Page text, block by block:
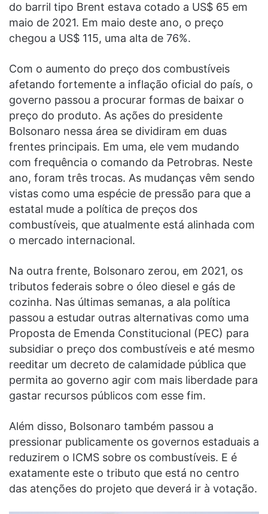
do barril tipo Brent estava cotado a US$ 65 em
maio de 2021. Em maio deste ano, o preço
chegou a US$ 115, uma alta de 76%.
Com o aumento do preço dos combustíveis
afetando fortemente a inflação oficial do país, o
governo passou a procurar formas de baixar o
preço do produto. As ações do presidente
Bolsonaro nessa área se dividiram em duas
frentes principais. Em uma, ele vem mudando
com frequência o comando da Petrobras. Neste
ano, foram três trocas. As mudanças vêm sendo
vistas como uma espécie de pressão para que a
estatal mude a política de preços dos
combustíveis, que atualmente está alinhada com
o mercado internacional.
Na outra frente, Bolsonaro zerou, em 2021, os
tributos federais sobre o óleo diesel e gás de
cozinha. Nas últimas semanas, a ala política
passou a estudar outras alternativas como uma
Proposta de Emenda Constitucional (PEC) para
subsidiar o preço dos combustíveis e até mesmo
reeditar um decreto de calamidade pública que
permita ao governo agir com mais liberdade para
gastar recursos públicos com esse fim.
Além disso, Bolsonaro também passou a
pressionar publicamente os governos estaduais a
reduzirem o ICMS sobre os combustíveis. E é
exatamente este o tributo que está no centro
das atenções do projeto que deverá ir à votação.